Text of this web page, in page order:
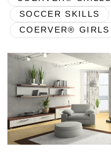
SOCCER SKILLS
COERVER® GIRLS